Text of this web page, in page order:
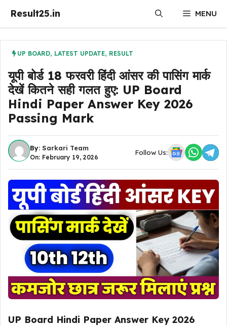
Result25.in MENU
UP BOARD, LATEST UPDATE, RESULT
यूपी बोर्ड 18 फरवरी हिंदी आंसर की पासिंग मार्क
देखें कितने सही गलत हुए: UP Board
Hindi Paper Answer Key 2026
Passing Mark
By: Sarkari Team
On: February 19, 2026
Follow Us:
UP Board Hindi Paper Answer Key 2026